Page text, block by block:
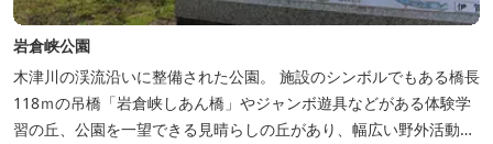
岩倉峡公園
木津川の渓流沿いに整備された公園。 施設のシンボルでもある橋長
118ｍの吊橋「岩倉峡しあん橋」やジャンボ遊具などがある体験学
習の丘、公園を一望できる見晴らしの丘があり、幅広い野外活動に